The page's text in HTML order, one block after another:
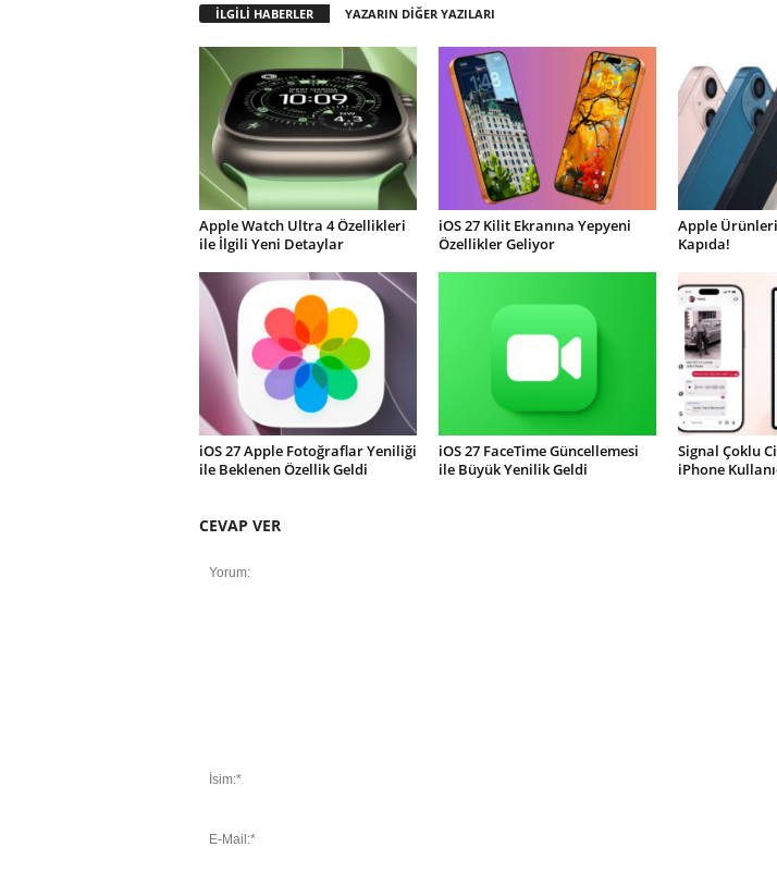
İLGİLİ HABERLER YAZARIN DİĞER YAZILARI
Apple Watch Ultra 4 Özellikleri
ile İlgili Yeni Detaylar
iOS 27 Kilit Ekranına Yepyeni
Özellikler Geliyor
Apple
Kapıda!
iOS 27 Apple Fotoğraflar Yeniliği
ile Beklenen Özellik Geldi
iOS 27 FaceTime Güncellemesi
ile Büyük Yenilik Geldi
Signal Çoklu
iPhone
CEVAP VER